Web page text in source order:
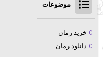
موضوعات
خرید رمان
دانلود رمان